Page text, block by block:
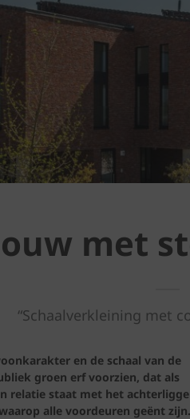
met
“Schaalverkleining met
en de schaal van de
groen erf voorzien, dat als
relatie staat met het
alle voordeuren geënt zijn.